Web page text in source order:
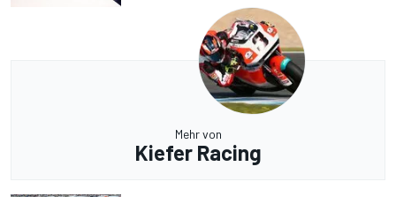
Mehr von
Kiefer Racing